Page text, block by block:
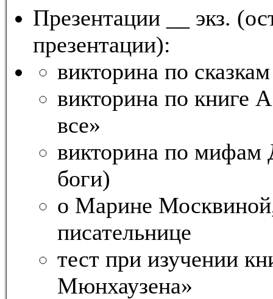
Презентации __ экз.
презентации):
викторина по
викторина по книге
все»
викторина по мифам
боги)
о Марине
писательнице
тест при изучении
Мюнхаузена»